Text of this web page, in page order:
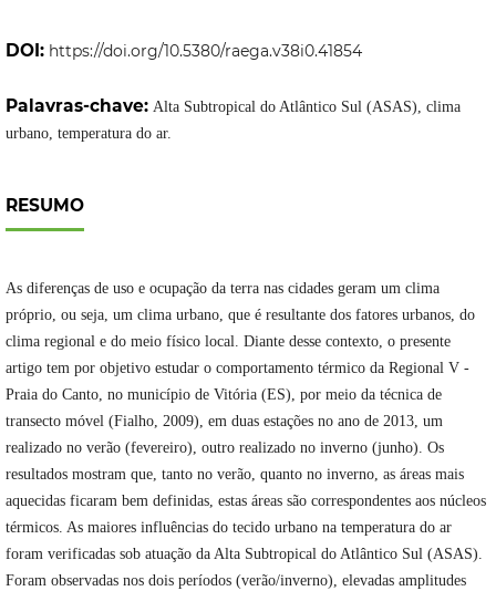
DOI: https://doi.org/10.5380/raega.v38i0.41854
Palavras-chave: Alta Subtropical do Atlântico Sul (ASAS), clima
urbano, temperatura do ar.
RESUMO
As diferenças de uso e ocupação da terra nas cidades geram um clima
próprio, ou seja, um clima urbano, que é resultante dos fatores urbanos, do
clima regional e do meio físico local. Diante desse contexto, o presente
artigo tem por objetivo estudar o comportamento térmico da Regional V -
Praia do Canto, no município de Vitória (ES), por meio da técnica de
transecto móvel (Fialho, 2009), em duas estações no ano de 2013, um
realizado no verão (fevereiro), outro realizado no inverno (junho). Os
resultados mostram que, tanto no verão, quanto no inverno, as áreas mais
aquecidas ficaram bem definidas, estas áreas são correspondentes aos núcleos
térmicos. As maiores influências do tecido urbano na temperatura do ar
foram verificadas sob atuação da Alta Subtropical do Atlântico Sul (ASAS).
Foram observadas nos dois períodos (verão/inverno), elevadas amplitudes